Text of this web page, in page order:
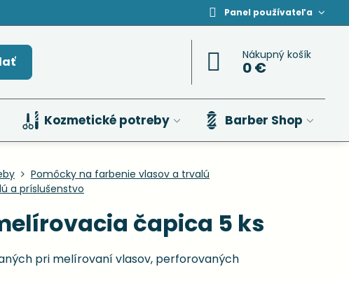
Panel používateľa
Nákupný košík
0 €
Kozmetické potreby Barber Shop
Pomôcky na farbenie vlasov a trvalú
a príslušenstvo
melírovacia čapica 5 ks
pri melírovaní vlasov, perforovaných